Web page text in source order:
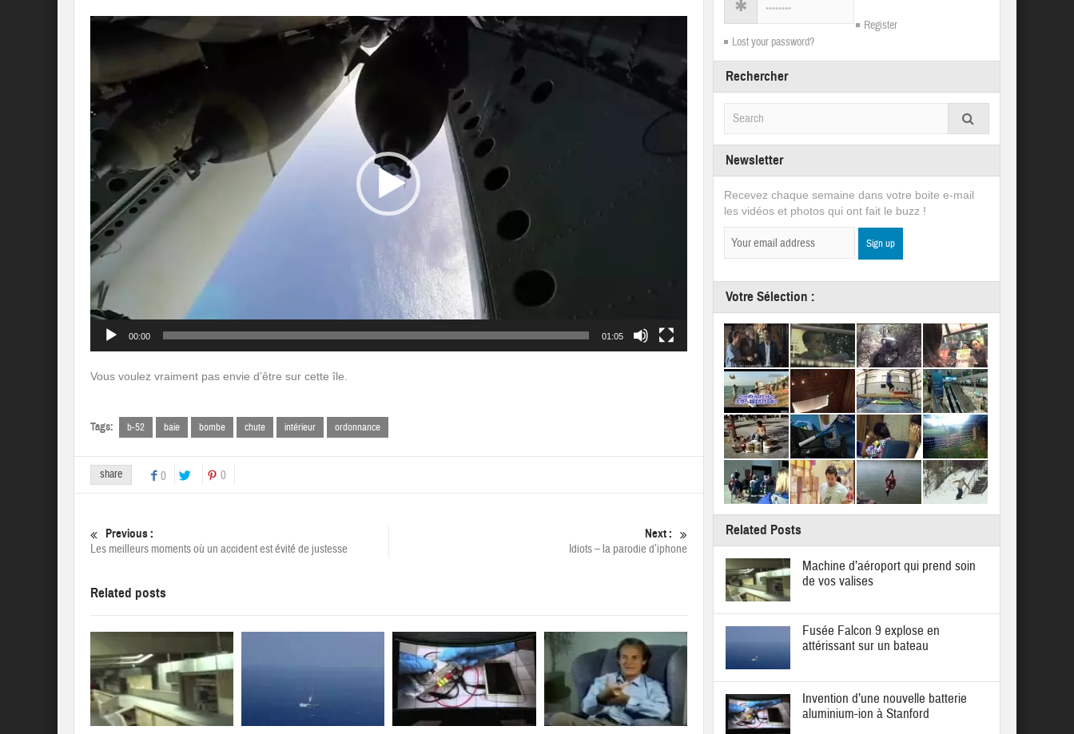
Lecteur
00:00 01:05
Vous voulez vraiment pas envie d’être sur cette île.
Tags: b-52 baie bombe chute intérieur ordonnance
share 0 0
Previous :
Les meilleurs moments où un accident est évité de justesse
Next :
Idiots – la parodie d’iphone
Related posts
Register
Lost your password?
Rechercher
Newsletter
Recevez chaque semaine dans votre boite e-mail
les vidéos et photos qui ont fait le buzz !
Votre Sélection :
Related Posts
Machine d’aéroport qui prend soin
de vos valises
Fusée Falcon 9 explose en
attérissant sur un bateau
Invention d’une nouvelle batterie
aluminium-ion à Stanford